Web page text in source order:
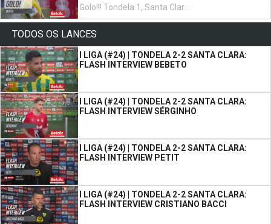
Golo!!! Tondela 1, Santa Clara 0. Bebeto transforma o penalty, remate com o pé direito.
TODOS OS LANCES
I LIGA (#24) | TONDELA 2-2 SANTA CLARA:
FLASH INTERVIEW BEBETO
I LIGA (#24) | TONDELA 2-2 SANTA CLARA:
FLASH INTERVIEW SÉRGINHO
I LIGA (#24) | TONDELA 2-2 SANTA CLARA:
FLASH INTERVIEW PETIT
I LIGA (#24) | TONDELA 2-2 SANTA CLARA:
FLASH INTERVIEW CRISTIANO BACCI